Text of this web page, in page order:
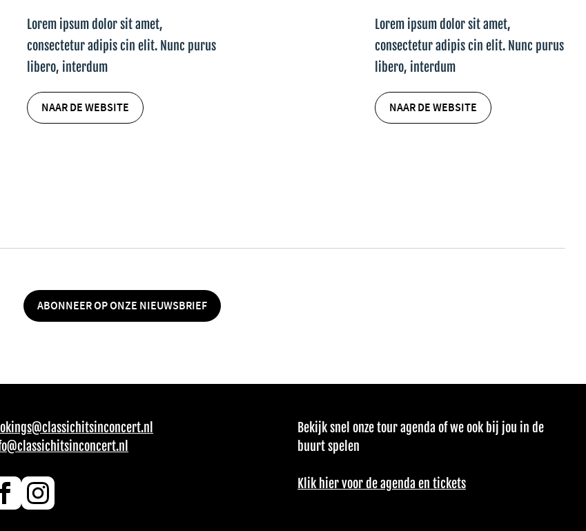
Lorem ipsum dolor sit amet,
consectetur adipis cin elit. Nunc purus
libero, interdum
NAAR DE WEBSITE
Lorem ipsum dolor sit amet,
consectetur adipis cin elit. Nunc purus
libero, interdum
NAAR DE WEBSITE
ABONNEER OP ONZE NIEUWSBRIEF
Bekijk snel onze tour agenda of we ook bij jou in de
buurt spelen
Klik hier voor de agenda en tickets